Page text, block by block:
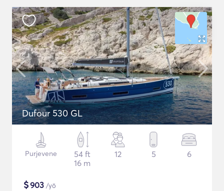
Dufour 530 GL
Purjevene
54 ft
16 m
12 5 6
$903 /yö